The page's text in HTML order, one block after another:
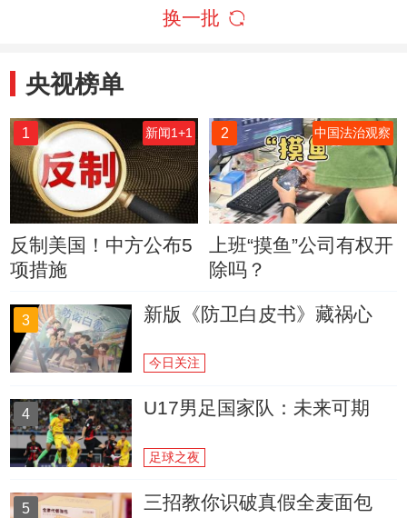
换一批
央视榜单
1 新闻1+1
反制美国！中方公布5
项措施
2 中国法治观察
上班“摸鱼”公司有权开
除吗？
3 新版《防卫白皮书》藏祸心
今日关注
4 U17男足国家队：未来可期
足球之夜
5 三招教你识破真假全麦面包